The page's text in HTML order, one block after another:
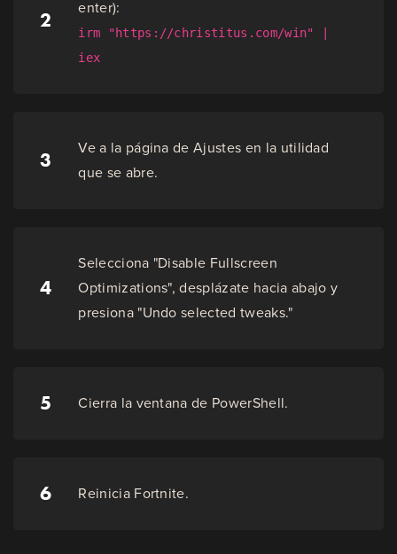
2
enter):
irm "https://christitus.com/win" |
iex
3
Ve a la página de Ajustes en la utilidad
que se abre.
4
Selecciona "Disable Fullscreen
Optimizations", desplázate hacia abajo y
presiona "Undo selected tweaks."
5 Cierra la ventana de PowerShell.
6 Reinicia Fortnite.